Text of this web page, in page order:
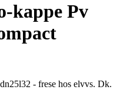
kappe Pv
- frese hos elvvs. Dk.